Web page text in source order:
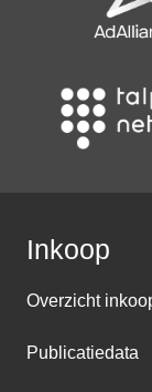
Inkoop
Overzicht
Publicatiedata